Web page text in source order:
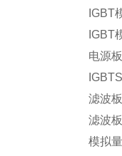
IGBT
IGBT
电源
滤波
滤波
模拟